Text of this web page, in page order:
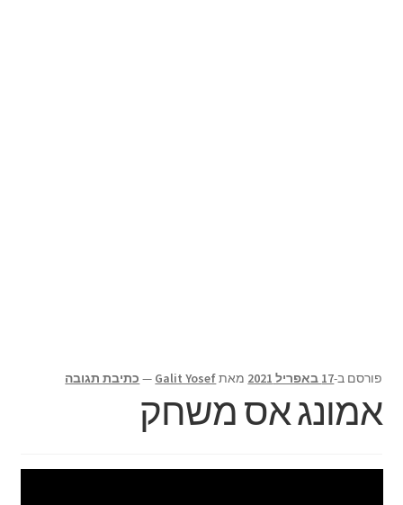
פורסם ב-17 באפריל 2021 מאתGalit Yosef
— כתיבת תגובה
אמונג אס משחק